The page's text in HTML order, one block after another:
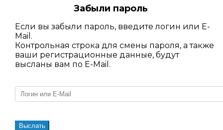
Забыли пароль
Если вы забыли пароль, введите логин или E-
Mail.
Контрольная строка для смены пароля, а также
ваши регистрационные данные, будут
высланы вам по E-Mail.